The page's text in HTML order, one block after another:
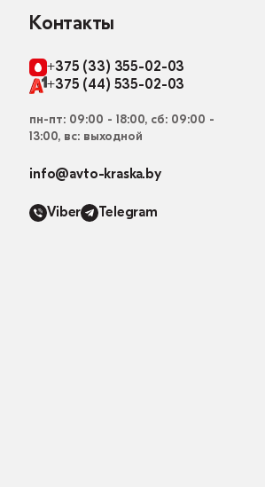
Контакты
+375 (33) 355-02-03
+375 (44) 535-02-03
пн-пт: 09:00 - 18:00, сб: 09:00 -
13:00, вс: выходной
info@avto-kraska.by
Viber Telegram